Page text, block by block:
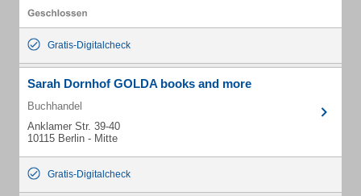
Gratis-Digitalcheck
Sarah Dornhof GOLDA books and more
Buchhandel
Anklamer Str. 39-40
10115 Berlin - Mitte
Gratis-Digitalcheck